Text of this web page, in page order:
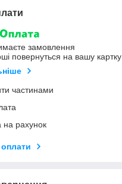
замовлення
повернуться на вашу картку
частинами
на рахунок